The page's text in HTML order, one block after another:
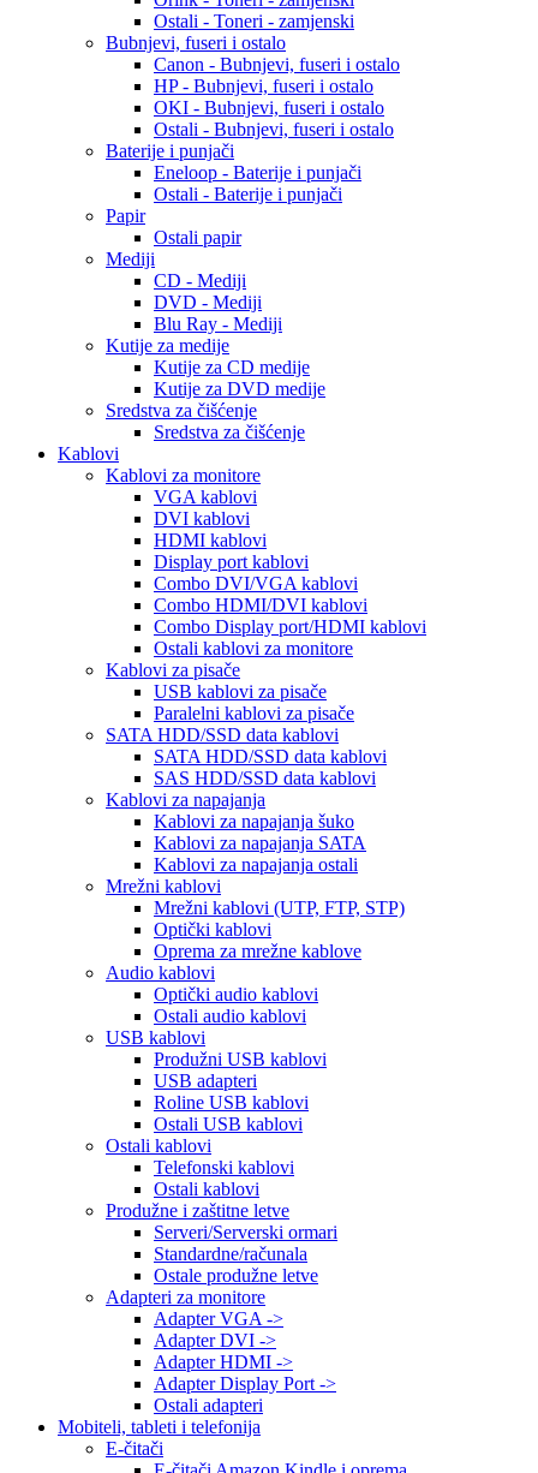
Ostali - Toneri - zamjenski
Bubnjevi, fuseri i ostalo
Canon - Bubnjevi, fuseri i ostalo
HP - Bubnjevi, fuseri i ostalo
OKI - Bubnjevi, fuseri i ostalo
Ostali - Bubnjevi, fuseri i ostalo
Baterije i punjači
Eneloop - Baterije i punjači
Ostali - Baterije i punjači
Papir
Ostali papir
Mediji
CD - Mediji
DVD - Mediji
Blu Ray - Mediji
Kutije za medije
Kutije za CD medije
Kutije za DVD medije
Sredstva za čišćenje
Sredstva za čišćenje
Kablovi
Kablovi za monitore
VGA kablovi
DVI kablovi
HDMI kablovi
Display port kablovi
Combo DVI/VGA kablovi
Combo HDMI/DVI kablovi
Combo Display port/HDMI kablovi
Ostali kablovi za monitore
Kablovi za pisače
USB kablovi za pisače
Paralelni kablovi za pisače
SATA HDD/SSD data kablovi
SATA HDD/SSD data kablovi
SAS HDD/SSD data kablovi
Kablovi za napajanja
Kablovi za napajanja šuko
Kablovi za napajanja SATA
Kablovi za napajanja ostali
Mrežni kablovi
Mrežni kablovi (UTP, FTP, STP)
Optički kablovi
Oprema za mrežne kablove
Audio kablovi
Optički audio kablovi
Ostali audio kablovi
USB kablovi
Produžni USB kablovi
USB adapteri
Roline USB kablovi
Ostali USB kablovi
Ostali kablovi
Telefonski kablovi
Ostali kablovi
Produžne i zaštitne letve
Serveri/Serverski ormari
Standardne/računala
Ostale produžne letve
Adapteri za monitore
Adapter VGA ->
Adapter DVI ->
Adapter HDMI ->
Adapter Display Port ->
Ostali adapteri
Mobiteli, tableti i telefonija
E-čitači